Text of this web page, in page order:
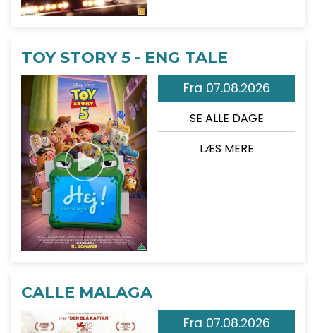
TOY STORY 5 - ENG TALE
Fra 07.08.2026
SE ALLE DAGE
LÆS MERE
CALLE MALAGA
Fra 07.08.2026